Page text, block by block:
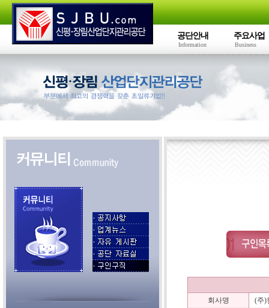
공단안내
Information
주요사업
Business
회사명
(주)